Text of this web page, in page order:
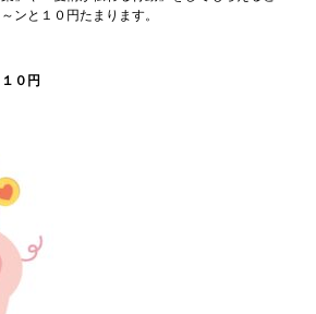
ンと１０円たまります。
０円